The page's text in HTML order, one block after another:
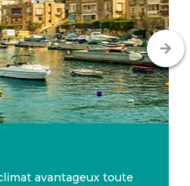
avantageux toute